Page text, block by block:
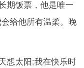
期饭票，他是唯一
给他所有温柔。晚
想太阳;我在快乐时